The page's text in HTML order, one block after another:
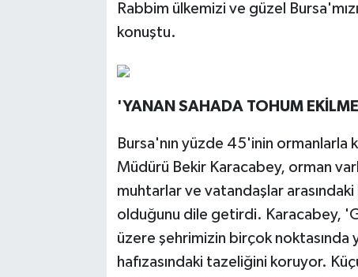
Rabbim ülkemizi ve güzel
konuştu.
'YANAN SAHADA TOHUM
Bursa'nın yüzde 45'inin ormanlarla
Müdürü Bekir Karacabey, orman
muhtarlar ve vatandaşlar
olduğunu dile getirdi. Karacabey,
üzere şehrimizin birçok noktasında
hafızasındaki tazeliğini koruyor.